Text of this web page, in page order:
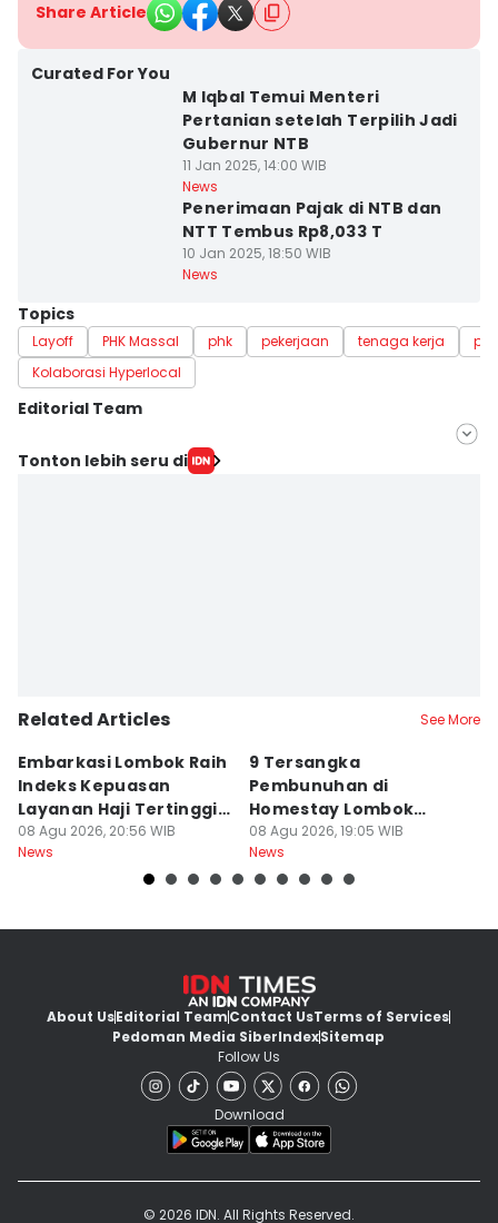
Share Article
Curated For You
M Iqbal Temui Menteri
Pertanian setelah Terpilih Jadi
Gubernur NTB
11 Jan 2025, 14:00 WIB
News
Penerimaan Pajak di NTB dan
NTT Tembus Rp8,033 T
10 Jan 2025, 18:50 WIB
News
Topics
Layoff PHK Massal phk pekerjaan tenaga kerja
Kolaborasi Hyperlocal
Editorial Team
Editor
Tonton lebih seru di
Related Articles See More
Embarkasi Lombok Raih
Indeks Kepuasan
Layanan Haji Tertinggi
Nasional
08 Agu 2026, 20:56 WIB
News
9 Tersangka
Pembunuhan di
Homestay Lombok
Barat Dilimpahkan ke
Jaksa
08 Agu 2026, 19:05 WIB
News
About UsEditorial TeamContact UsTerms of Services
Pedoman Media SiberIndexSitemap
Follow Us
Download
© 2026 IDN. All Rights Reserved.